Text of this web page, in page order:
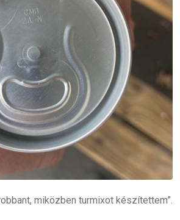
miközben turmixot készítettem”.